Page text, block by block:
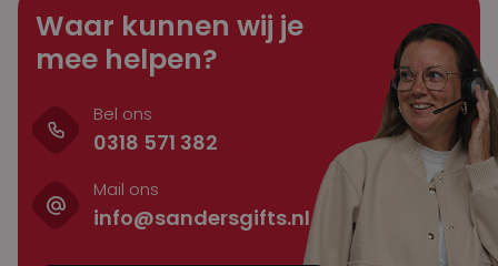
Waar kunnen wij je
mee helpen?
Bel ons
0318 571 382
Mail ons
info@sandersgifts.nl